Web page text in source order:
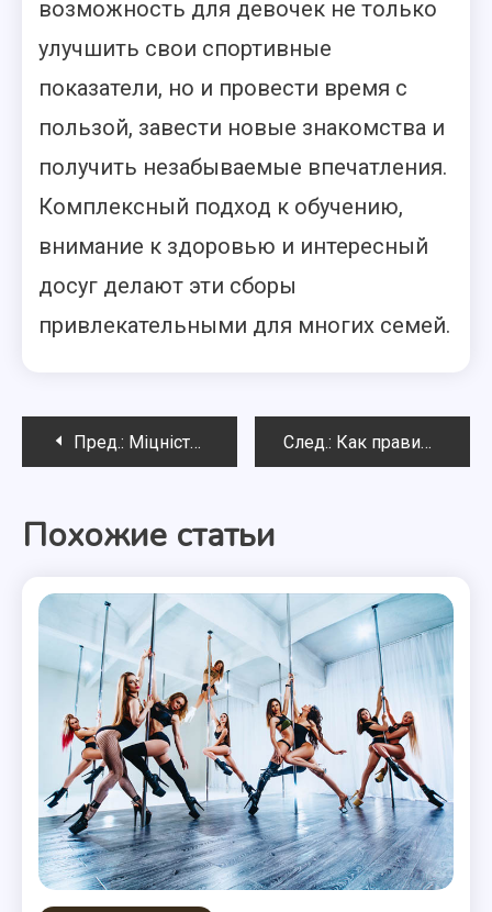
возможность для девочек не только
улучшить свои спортивные
показатели, но и провести время с
пользой, завести новые знакомства и
получить незабываемые впечатления.
Комплексный подход к обучению,
внимание к здоровью и интересный
досуг делают эти сборы
привлекательными для многих семей.
Навигация
записям
Пред.: Міцність бетону для очисних споруд: ключ до довговічності та надійної експлуатації След.: Как правильно использовать возможности оптового интернет-магазина: рекомендации для представителей торговли
Похожие статьи